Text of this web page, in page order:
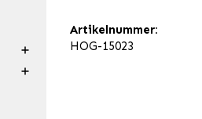
Artikelnummer:
HOG-15023